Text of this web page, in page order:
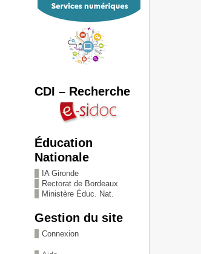
CDI – Recherche
Éducation
Nationale
IA Gironde
Rectorat de Bordeaux
Ministère Éduc. Nat.
Gestion du site
Connexion